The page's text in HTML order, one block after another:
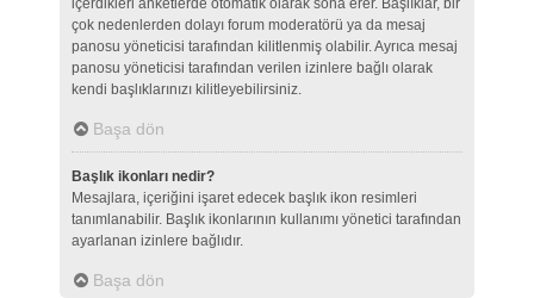
içerdikleri anketlerde otomatik olarak sona erer. Başlıklar, bir
çok nedenlerden dolayı forum moderatörü ya da mesaj
panosu yöneticisi tarafından kilitlenmiş olabilir. Ayrıca mesaj
panosu yöneticisi tarafından verilen izinlere bağlı olarak
kendi başlıklarınızı kilitleyebilirsiniz.
Başa dön
Başlık ikonları nedir?
Mesajlara, içeriğini işaret edecek başlık ikon resimleri
tanımlanabilir. Başlık ikonlarının kullanımı yönetici tarafından
ayarlanan izinlere bağlıdır.
Başa dön